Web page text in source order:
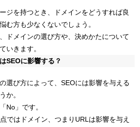
ジを持つとき、ドメインをどうすれば良
む方も少なくないでしょう。
ドメインの選び方や、決めかたについて
いきます。
SEOに影響する？
選び方によって、SEOには影響を与える
か。
No」です。
ではドメイン、つまりURLは影響を与え